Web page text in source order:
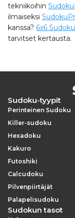
tekniikoihin
ilmaiseksi
kanssa? 6x6
tarvitset kertausta.
Sudoku-tyypit
Perinteinen Sudoku
Killer-sudoku
Hexadoku
Kakuro
Futoshiki
Calcudoku
Pilvenpiirtäjät
Palapelisudoku
Sudokun tasot